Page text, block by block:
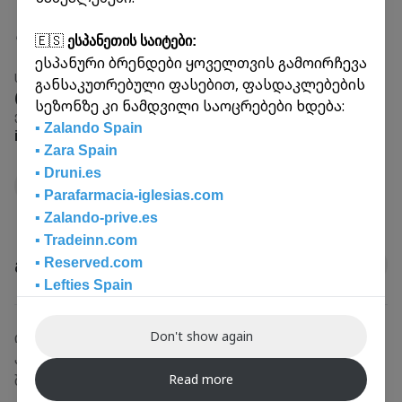
ტარიფს
დაგვიკავშირდით:
cargo@inex.ge
ან032 2 49 26 26(207 / 204)
საინფორმაციო ცენტრი:
(+995 32) 249 26 26
ელ. ფოსტა
info@inex.ge
ოფისების ნახვა
გამოგვყევით
ონლაინ ამანათები
პერსონალური ამანათები
შიდა გადაზიდვები
🇪🇸 ესპანეთის საიტები:
ესპანური ბრენდები ყოველთვის გამოირჩევა
განსაკუთრებული ფასებით, ფასდაკლებების
სეზონზე კი ნამდვილი საოცრებები ხდება:
▪️ Zalando Spain
▪️ Zara Spain
▪️ Druni.es
▪️ Parafarmacia-iglesias.com
▪️ Zalando-prive.es
▪️ Tradeinn.com
▪️ Reserved.com
▪️ Lefties Spain
▪️ Massimo Dutti ES
▪️ Adolfodominguez
▪️ Pedrodelhierro
Don't show again
Read more